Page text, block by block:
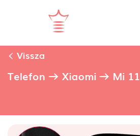
Vissza
Telefon Xiaomi Mi 11